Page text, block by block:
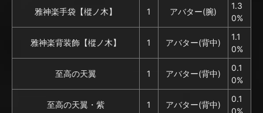
雅神楽手袋【樅ノ木】 1 アバター(腕)
1.3
0%
雅神楽背装飾【樅ノ木】 1 アバター(背中)
1.1
0%
至高の天翼 1 アバター(背中)
0.1
0%
至高の天翼・紫 1 アバター(背中)
0.1